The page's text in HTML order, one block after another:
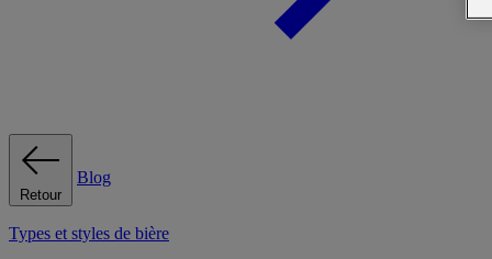
Retour
Blog
Types et styles de bière